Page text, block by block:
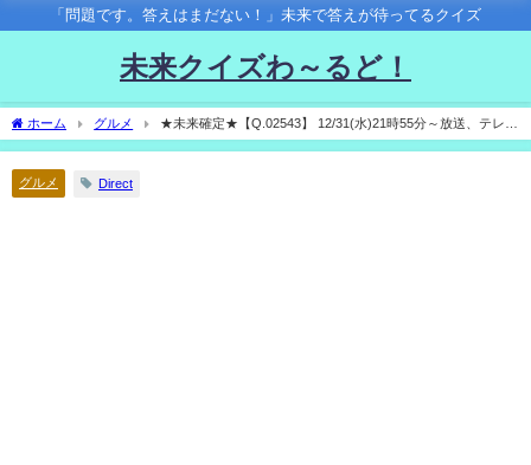
「問題です。答えはまだない！」未来で答えが待ってるクイズ
未来クイズわ～るど！
ホーム グルメ
★未来確定★【Q.02543】 12/31(水)21時55分～放送、テレビ
東京「孤独のグルメ2025大晦日スペシャル」。本編中、井之頭五郎が最後に食べる料
グルメ
Direct